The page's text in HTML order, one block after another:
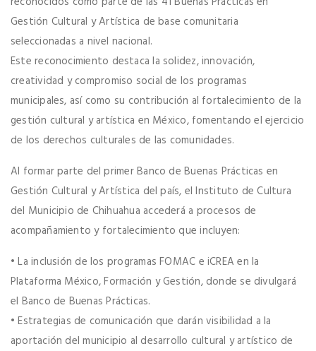
Gestión Cultural y Artística de base comunitaria
seleccionadas a nivel nacional.
Este reconocimiento destaca la solidez, innovación,
creatividad y compromiso social de los programas
municipales, así como su contribución al fortalecimiento de la
gestión cultural y artística en México, fomentando el ejercicio
de los derechos culturales de las comunidades.
Al formar parte del primer Banco de Buenas Prácticas en
Gestión Cultural y Artística del país, el Instituto de Cultura
del Municipio de Chihuahua accederá a procesos de
acompañamiento y fortalecimiento que incluyen:
• La inclusión de los programas FOMAC e iCREA en la
Plataforma México, Formación y Gestión, donde se divulgará
el Banco de Buenas Prácticas.
• Estrategias de comunicación que darán visibilidad a la
aportación del municipio al desarrollo cultural y artístico de